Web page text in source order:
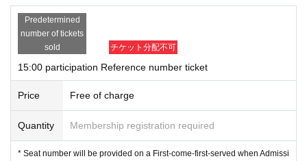
If you cannot participate, please enter the necessary information at
the URL below.
キャンセル専用フォーム https://forms.office.com/r/C0U3yxipQK
Please refrain from Admission only for children and adults who are
not accompanied by an adult.
To participate in the photo sessionCharges for Ultra Athletic
d.
*Usage charges will be advised upon exit.
Predetermined
number of tickets
sold
チケット分配不可
15:00 participation Reference number ticket
Price Free of charge
Quantity Membership registration required
* Seat number will be provided on a First-come-first-served when Admissi